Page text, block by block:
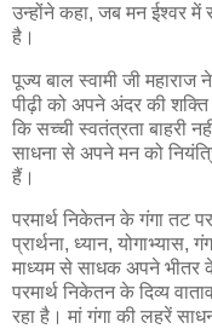
उन्होंने कहा, जब मन ईश्वर में
है।
पूज्य बाल स्वामी जी
पीढ़ी को अपने अंदर की
कि सच्ची स्वतंत्रता बाहरी
साधना से अपने मन को
हैं।
परमार्थ निकेतन के गंगा तट
प्रार्थना, ध्यान,
माध्यम से साधक अपने भीतर
परमार्थ निकेतन के दिव्य
रहा है। मां गंगा की लहरें